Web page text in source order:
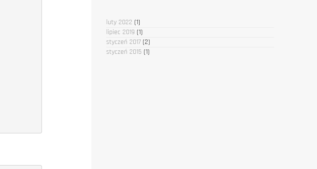
luty 2022 (1)
lipiec 2019 (1)
styczeń 2017 (2)
styczeń 2015 (1)